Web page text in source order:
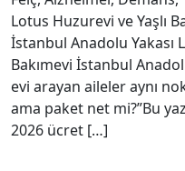
Lotus Huzurevi ve Yaşlı
İstanbul Anadolu Yakası
Bakımevi İstanbul
evi arayan aileler aynı
ama paket net mi?”Bu
2026 ücret […]